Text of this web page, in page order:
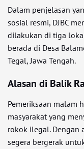
Dalam penjelasan
sosial resmi, DJBC
dilakukan di tiga
berada di Desa
Tegal, Jawa Tengah.
Alasan di Balik
Pemeriksaan malam
masyarakat yang
rokok ilegal. Dengan
segera bergerak